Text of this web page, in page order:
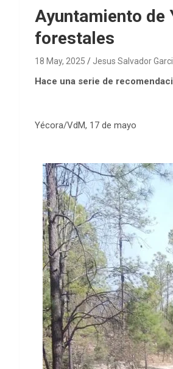
Ayuntamiento de
forestales
18 May, 2025 Jesus Salvador
Hace una serie de
Yécora/VdM, 17 de mayo